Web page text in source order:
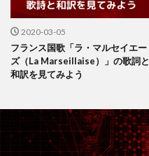
2020-03-05
フランス国歌「ラ・マルセイエー
ズ（La Marseillaise）」の歌詞と
和訳を見てみよう